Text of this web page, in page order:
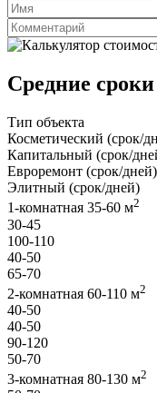
Средние
Тип объекта
Косметический (срок/
Капитальный (срок/
Евроремонт (срок/дней)
Элитный (срок/дней)
1-комнатная 35-60 м2
30-45
100-110
40-50
65-70
2-комнатная 60-110 м2
40-50
40-50
90-120
50-70
3-комнатная 80-130 м2